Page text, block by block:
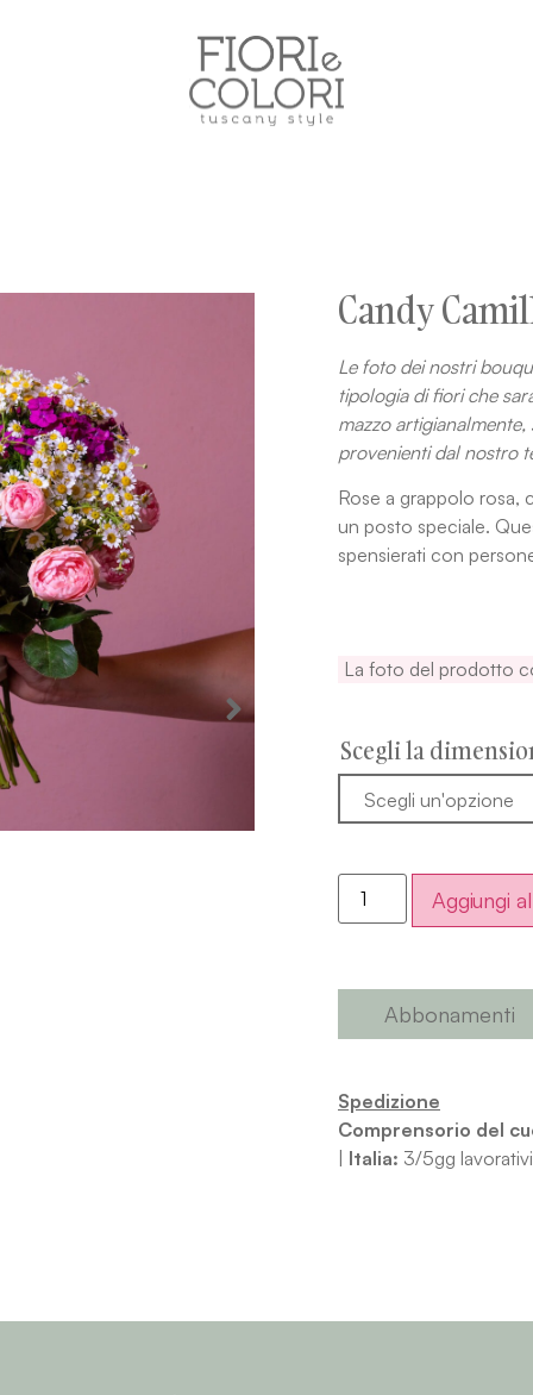
Candy
Le foto dei nostri
tipologia di fiori che
mazzo
provenienti dal nostro
Rose a grappolo rosa,
un posto speciale.
spensierati con
La foto del prodotto
Scegli la
Aggiungi
Abbonamenti
Spedizione
Comprensorio del
Italia: 3/5gg lavorativi